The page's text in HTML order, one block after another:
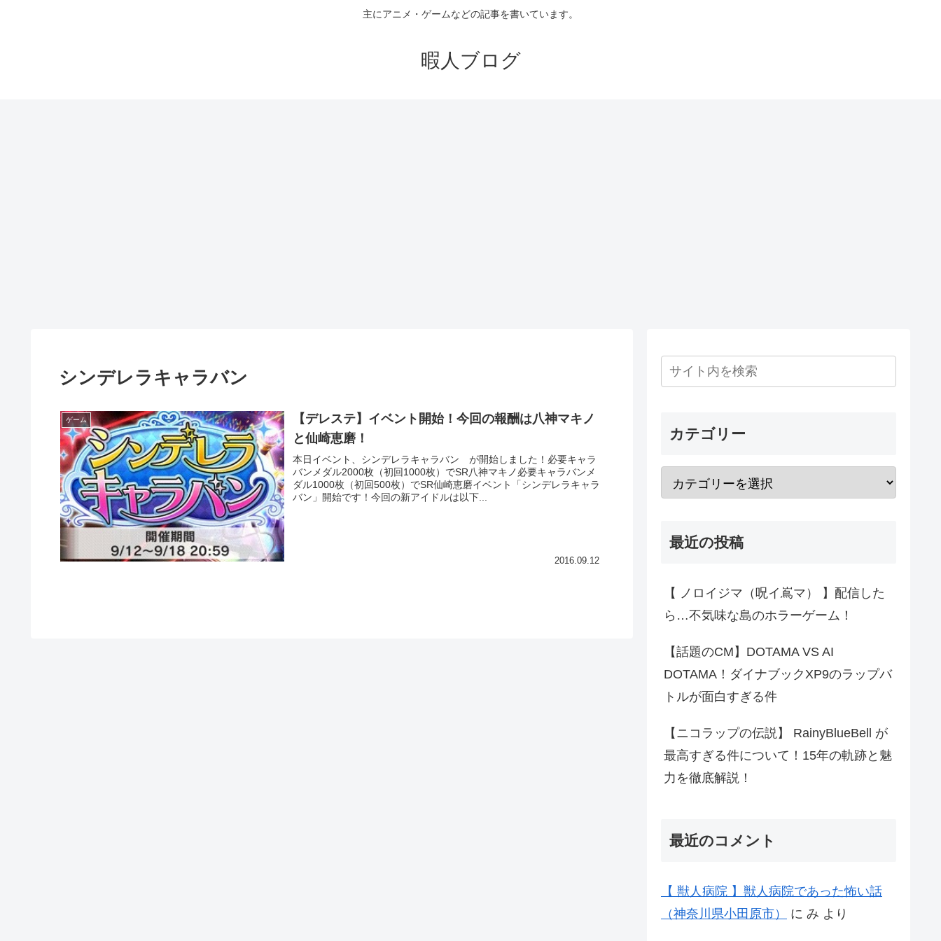
主にアニメ・ゲームなどの記事を書いています。
暇人ブログ
シンデレラキャラバン
ゲーム
【デレステ】イベント開始！今回の報酬は八神マキノ
と仙崎恵磨！
本日イベント、シンデレラキャラバン が開始しました！必要キャラ
バンメダル2000枚（初回1000枚）でSR八神マキノ必要キャラバンメ
ダル1000枚（初回500枚）でSR仙崎恵磨イベント「シンデレラキャラ
バン」開始です！今回の新アイドルは以下...
2016.09.12
カテゴリー
最近の投稿
【 ノロイジマ（呪イ嶌マ） 】配信した
ら…不気味な島のホラーゲーム！
【話題のCM】DOTAMA VS AI
DOTAMA！ダイナブックXP9のラップバ
トルが面白すぎる件
【ニコラップの伝説】 RainyBlueBell が
最高すぎる件について！15年の軌跡と魅
力を徹底解説！
最近のコメント
【 獣人病院 】獣人病院であった怖い話
（神奈川県小田原市）
に み より